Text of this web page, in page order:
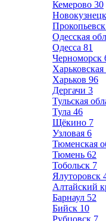
Кемерово 30
Новокузнецк
Прокопьевск
Одесская
Одесса 81
Черноморск
Харьковская
Харьков 96
Дергачи 3
Тульская
Тула 46
Щёкино 7
Узловая 6
Тюменская
Тюмень 62
Тобольск 7
Ялуторовск
Алтайский
Барнаул 52
Бийск 10
Рубцовск 7